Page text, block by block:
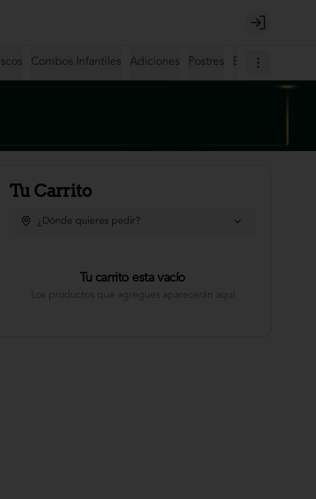
Login
Combos Infantiles Adiciones Postres Bebidas
Tu Carrito
¿Dónde quieres pedir?
Tu carrito esta vacío
Los productos que agregues aparecerán aquí